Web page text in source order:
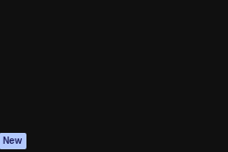
New